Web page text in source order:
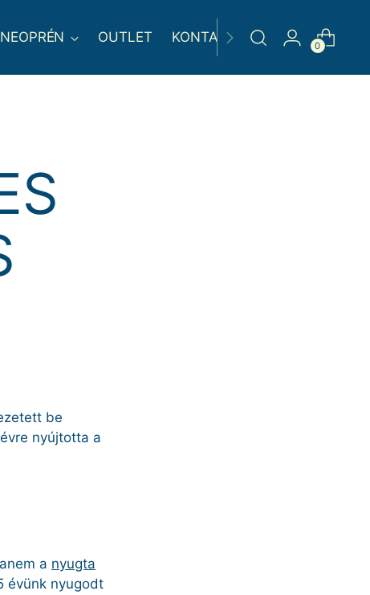
NEOPRÉN OUTLET KONTAKT
0
be
nyújtotta a
a nyugta
évünk nyugodt